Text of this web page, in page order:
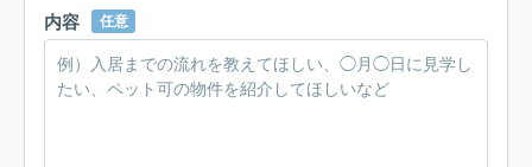
内容 任意